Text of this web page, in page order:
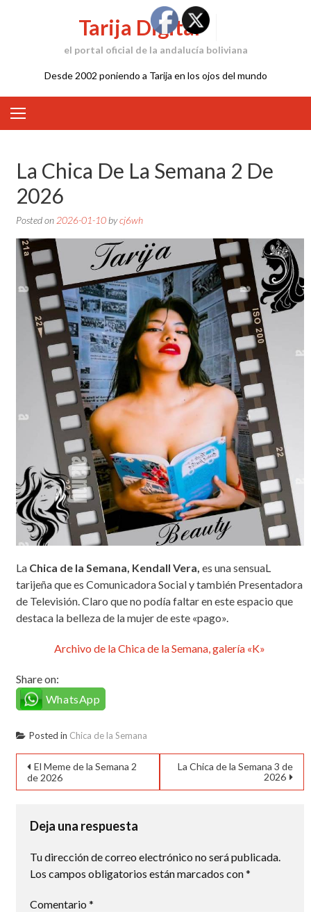
Tarija Digital
el portal oficial de la andalucía boliviana
Desde 2002 poniendo a Tarija en los ojos del mundo
La Chica De La Semana 2 De
2026
Posted on 2026-01-10bycj6wh
La Chica de la Semana, Kendall Vera, es una sensuaL
tarijeña que es Comunicadora Social y también Presentadora
de Televisión. Claro que no podía faltar en este espacio que
destaca la belleza de la mujer de este «pago».
Archivo de la Chica de la Semana, galería «K»
Share on:
WhatsApp
Posted in Chica de la Semana
Navegación
de
entradas
El Meme de la Semana 2
de 2026
La Chica de la Semana 3 de
2026
Deja una respuesta
Tu dirección de correo electrónico no será publicada.
Los campos obligatorios están marcados con*
Comentario *